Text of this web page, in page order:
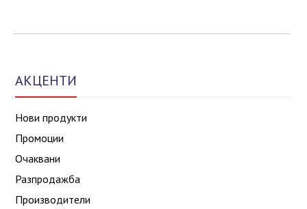
АКЦЕНТИ
Нови продукти
Промоции
Очаквани
Разпродажба
Производители